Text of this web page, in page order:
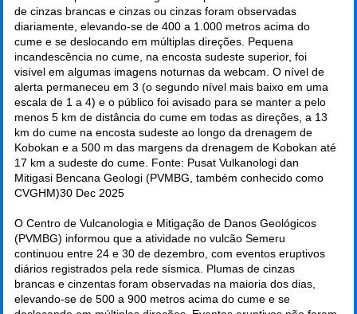
de cinzas brancas e cinzas ou cinzas foram observadas
diariamente, elevando-se de 400 a 1.000 metros acima do
cume e se deslocando em múltiplas direções. Pequena
incandescência no cume, na encosta sudeste superior, foi
visível em algumas imagens noturnas da webcam. O nível de
alerta permaneceu em 3 (o segundo nível mais baixo em uma
escala de 1 a 4) e o público foi avisado para se manter a pelo
menos 5 km de distância do cume em todas as direções, a 13
km do cume na encosta sudeste ao longo da drenagem de
Kobokan e a 500 m das margens da drenagem de Kobokan até
17 km a sudeste do cume. Fonte: Pusat Vulkanologi dan
Mitigasi Bencana Geologi (PVMBG, também conhecido como
CVGHM)30 Dec 2025
O Centro de Vulcanologia e Mitigação de Danos Geológicos
(PVMBG) informou que a atividade no vulcão Semeru
continuou entre 24 e 30 de dezembro, com eventos eruptivos
diários registrados pela rede sísmica. Plumas de cinzas
brancas e cinzentas foram observadas na maioria dos dias,
elevando-se de 500 a 900 metros acima do cume e se